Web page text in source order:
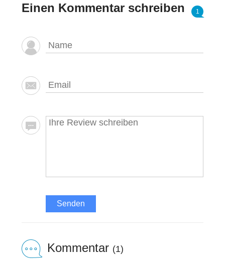
Einen Kommentar schreiben 1
Senden
Kommentar (1)